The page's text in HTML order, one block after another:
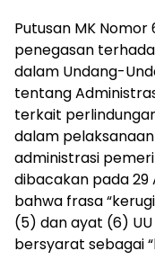
Putusan MK
penegasan
dalam Undang-
tentang
terkait
dalam
administrasi
dibacakan pada 29
bahwa frasa
(5) dan ayat (6)
bersyarat sebagai